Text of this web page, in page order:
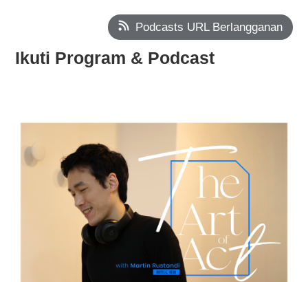
Podcasts URL Berlangganan
Ikuti Program & Podcast